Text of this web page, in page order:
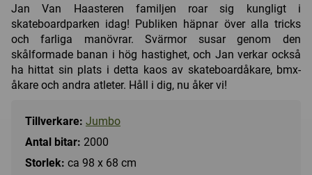
Jan Van Haasteren familjen roar sig kungligt i
skateboardparken idag! Publiken häpnar över alla tricks
och farliga manövrar. Svärmor susar genom den
skålformade banan i hög hastighet, och Jan verkar också
ha hittat sin plats i detta kaos av skateboardåkare, bmx-
åkare och andra atleter. Håll i dig, nu åker vi!
Tillverkare: Jumbo
Antal bitar: 2000
Storlek: ca 98 x 68 cm